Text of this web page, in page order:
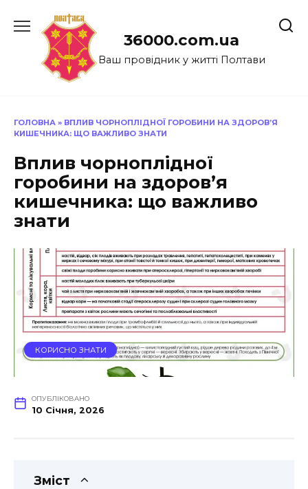
до
36000.com.ua
Ваш провідник у житті Полтави
ГОЛОВНА » ВПЛИВ ЧОРНОПЛІДНОЇ ГОРОБИНИ НА ЗДОРОВ’Я
КИШЕЧНИКА: ЩО ВАЖЛИВО ЗНАТИ
Вплив чорноплідної
горобини на здоров’я
кишечника: що важливо
знати
КОРИСНО ЗНАТИ
ОПУБЛІКОВАНО
10 Січня, 2026
Зміст